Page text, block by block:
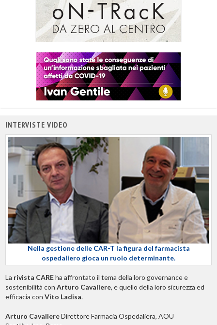
INTERVISTE VIDEO
Nella gestione delle CAR-T la figura del farmacista
ospedaliero gioca un ruolo determinante.
La rivista CAREha affrontato il tema della loro governance e
sostenibilità con Arturo Cavaliere, e quello della loro sicurezza ed
efficacia con Vito Ladisa.
Arturo CavaliereDirettore Farmacia Ospedaliera, AOU